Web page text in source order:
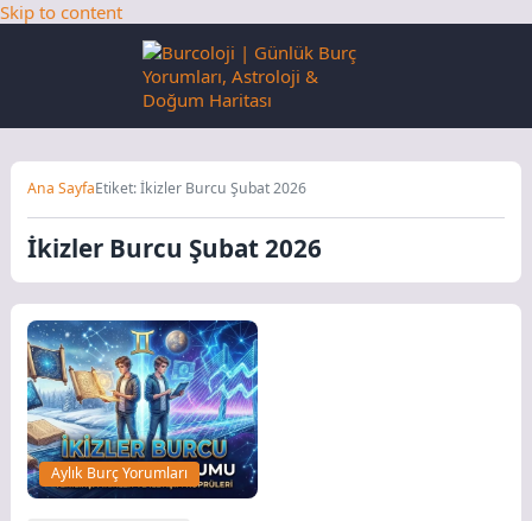
Skip to content
Ana SayfaEtiket: İkizler Burcu Şubat 2026
İkizler Burcu Şubat 2026
Aylık Burç Yorumları